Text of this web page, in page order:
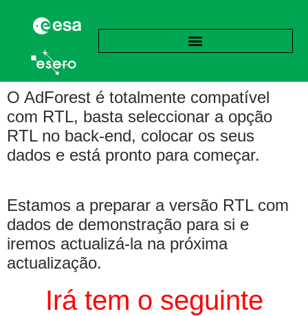
O AdForest é totalmente compatível
com RTL, basta seleccionar a opção
RTL no back-end, colocar os seus
dados e está pronto para começar.
Estamos a preparar a versão RTL com
dados de demonstração para si e
iremos actualizá-la na próxima
actualização.
Irá tem o seguinte